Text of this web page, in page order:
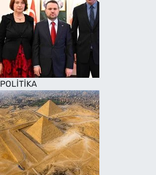
POLİTİKA